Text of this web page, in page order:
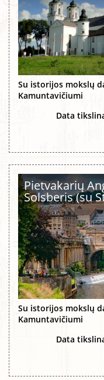
Su istorijos mokslų
Kamuntavičiumi
Data
Pietvakarių
Solsberis (su
Su istorijos mokslų
Kamuntavičiumi
Data